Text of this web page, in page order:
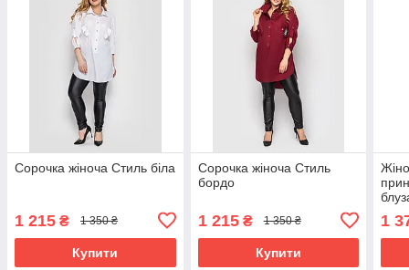
Сорочка жіноча Стиль біла
1 215 ₴ 1 350 ₴
Купити
Сорочка жіноча Стиль
бордо
1 215₴ 1 350 ₴
Купити
1